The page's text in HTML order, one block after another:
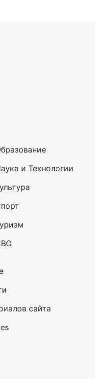
и Технологии
сайта